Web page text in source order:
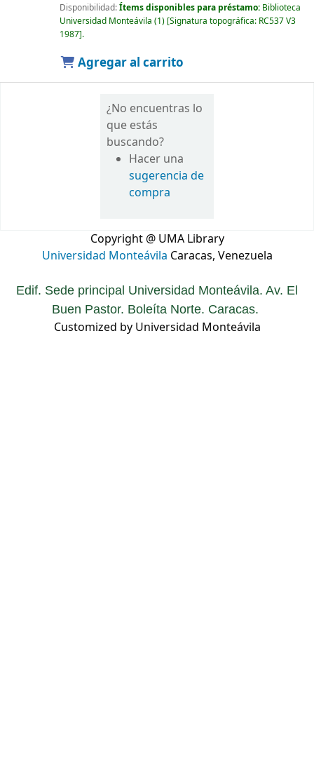
Disponibilidad:Ítems disponibles para préstamo: Biblioteca
Universidad Monteávila (1) Signatura topográfica: RC537 V3
1987 .
Agregar al carrito
¿No encuentras lo
que estás
buscando?
Hacer una
sugerencia de
compra
Copyright @ UMA Library
Universidad Monteávila Caracas, Venezuela
Edif. Sede principal Universidad Monteávila. Av. El
Buen Pastor. Boleíta Norte. Caracas.
Customized by Universidad Monteávila